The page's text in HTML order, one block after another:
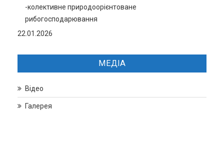
-колективне природоорієнтоване
рибогосподарювання
22.01.2026
МЕДІА
Відео
Галерея